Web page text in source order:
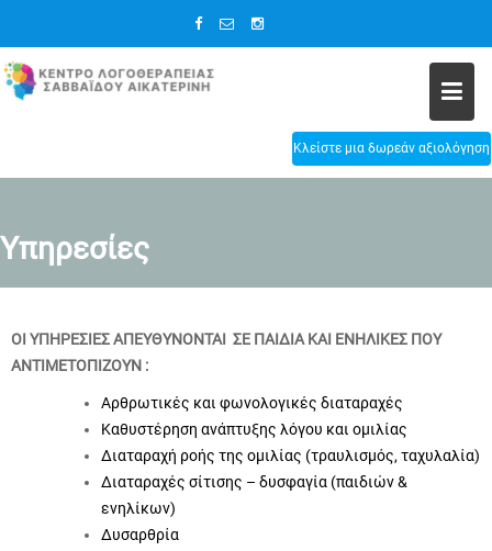
content
Κλείστε μια δωρεάν αξιολόγηση
Υπηρεσίες
ΟΙ ΥΠΗΡΕΣΙΕΣ ΑΠΕΥΘΥΝΟΝΤΑΙ ΣΕ ΠΑΙΔΙΑ ΚΑΙ ΕΝΗΛΙΚΕΣ ΠΟΥ
ΑΝΤΙΜΕΤΟΠΙΖΟΥΝ :
Αρθρωτικές και φωνολογικές διαταραχές
Καθυστέρηση ανάπτυξης λόγου και ομιλίας
Διαταραχή ροής της ομιλίας (τραυλισμός, ταχυλαλία)
Διαταραχές σίτισης – δυσφαγία (παιδιών &
ενηλίκων)
Δυσαρθρία